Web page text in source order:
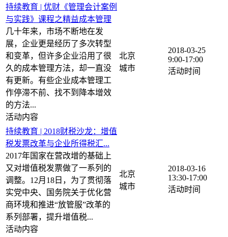
持续教育 | 优财《管理会计案例
与实践》课程之精益成本管理
几十年来，市场不断地在发
展，企业更是经历了多次转型
和变革，但许多企业沿用了很
久的成本管理方法，却一直没
有更新。有些企业成本管理工
作停滞不前、找不到降本增效
的方法...
北京
2018-03-25
9:00-17:00
持续教育 | 2018财税沙龙：增值
税发票改革与企业所得税汇...
2017年国家在营改增的基础上
又对增值税发票做了一系列的
调整。12月18日，为了贯彻落
实党中央、国务院关于优化营
商环境和推进“放管服”改革的
系列部署，提升增值税...
北京
2018-03-16
13:30-17:00